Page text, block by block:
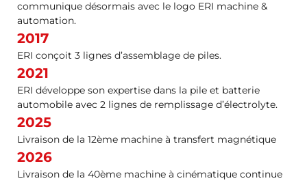
communique désormais avec le logo ERI machine &
automation.
2017
ERI conçoit 3 lignes d’assemblage de piles.
2021
ERI développe son expertise dans la pile et batterie
automobile avec 2 lignes de remplissage d’électrolyte.
2025
Livraison de la 12ème machine à transfert magnétique
2026
Livraison de la 40ème machine à cinématique continue